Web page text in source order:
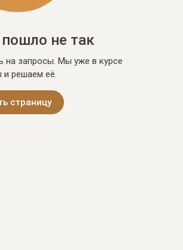
не так
на запросы. Мы уже в курсе
и решаем её.
страницу